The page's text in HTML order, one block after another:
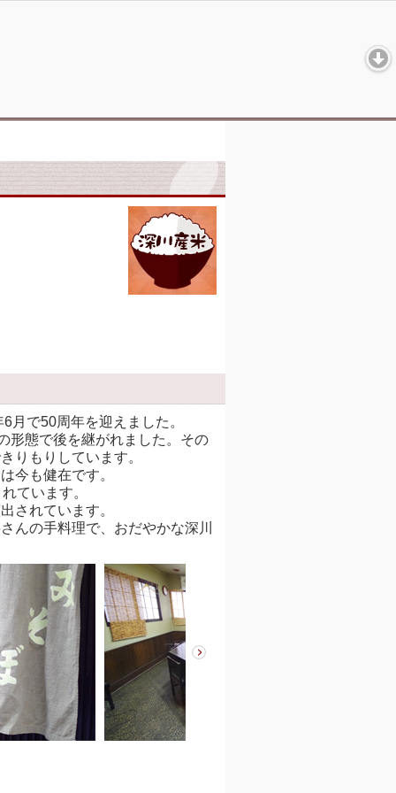
で50周年を迎えました。
態で後を継がれました。その
りもりしています。
今も健在です。
ています。
されています。
の手料理で、おだやかな深川